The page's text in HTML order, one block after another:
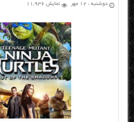
دوشنبه ، ۱۲ مهر نمایش 11,936